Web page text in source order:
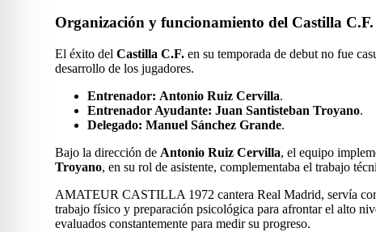
Organización y funcionamiento del Castilla C.F.
El éxito del Castilla C.F. en su temporada de debut no fue
desarrollo de los jugadores.
Entrenador: Antonio Ruiz Cervilla.
Entrenador Ayudante: Juan Santisteban Troyano.
Delegado: Manuel Sánchez Grande.
Bajo la dirección de Antonio Ruiz Cervilla, el equipo
Troyano, en su rol de asistente, complementaba el trabajo
AMATEUR CASTILLA 1972 cantera Real Madrid, servía
trabajo físico y preparación psicológica para afrontar el alto
evaluados constantemente para medir su progreso.